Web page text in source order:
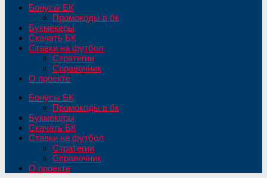
Бонусы БК
Промокоды в бк
Букмекеры
Скачать БК
Ставки на футбол
Стратегии
Справочник
О проекте
Бонусы БК
Промокоды в бк
Букмекеры
Скачать БК
Ставки на футбол
Стратегии
Справочник
О проекте